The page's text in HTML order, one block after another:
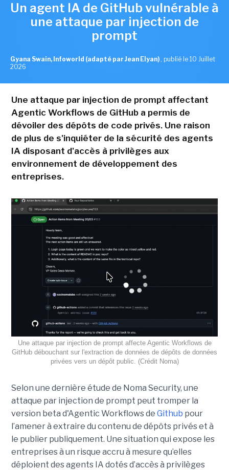
Un agent IA de GitHub vulnérable à
une attaque par injection de
prompt
Gyana Swain, Infoworld (adapté par Jean Elyan) , publié le 10 Juillet
2026
Une attaque par injection de prompt affectant
Agentic Workflows de GitHub a permis de
dévoiler des dépôts de code privés. Une raison
de plus de s'inquiéter de la sécurité des agents
IA disposant d'accès à privilèges aux
environnement de développement des
entreprises.
Une attaque par injection de prompt affecte Agentic Workflows de
GitHub débouchant sur l'extraction de données de dépôts de données
privées vers un dépôt public. (Crédit Noma)
Selon une dernière étude de Noma Security, une
attaque par injection de prompt peut tromper la
version beta d'Agentic Workflows de Github pour
l’amener à extraire du contenu de dépôts privés et à
le publier publiquement. Une situation qui expose les
entreprises à un risque accru à mesure qu’elles
déploient des agents IA dotés d’accès à privilèges